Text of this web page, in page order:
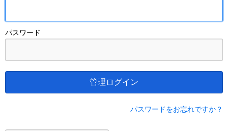
パスワード
管理ログイン
パスワードをお忘れですか？